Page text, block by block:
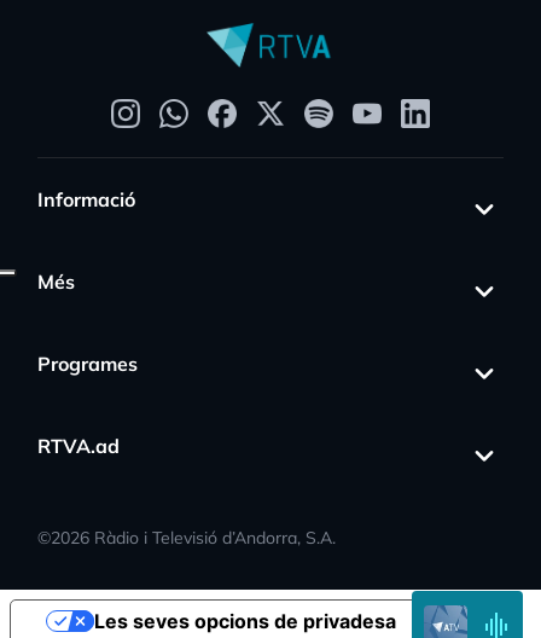
Informació
Més
Programes
RTVA.ad
©2026 Ràdio i Televisió d’Andorra, S.A.
EN
DIRECTELes seves opcions de privadesa